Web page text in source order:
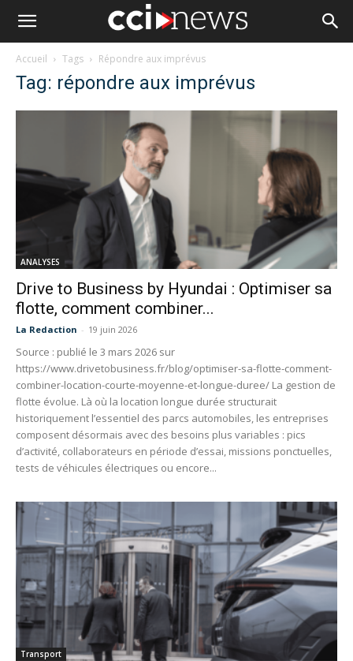
Accueil Tags Répondre aux imprévus
Tag: répondre aux imprévus
ANALYSES
Drive to Business by Hyundai : Optimiser sa
flotte, comment combiner...
La Redaction - 19 juin 2026
Source : publié le 3 mars 2026 sur
https://www.drivetobusiness.fr/blog/optimiser-sa-flotte-comment-
combiner-location-courte-moyenne-et-longue-duree/ La gestion de
flotte évolue. Là où la location longue durée structurait
historiquement l’essentiel des parcs automobiles, les entreprises
composent désormais avec des besoins plus variables : pics
d’activité, collaborateurs en période d’essai, missions ponctuelles,
tests de véhicules électriques ou encore...
Transport